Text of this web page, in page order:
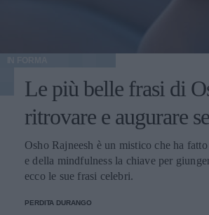
Le più belle frasi di
ritrovare e augurare
Osho Rajneesh è un mistico che ha
e della mindfulness la chiave per
ecco le sue frasi celebri.
PERDITA DURANGO